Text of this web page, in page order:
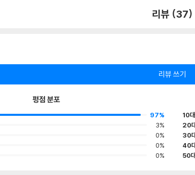
리뷰 (37)
리뷰 쓰기
평점 분포
97%
3%
0%
0%
0%
10대
20
30
40
50